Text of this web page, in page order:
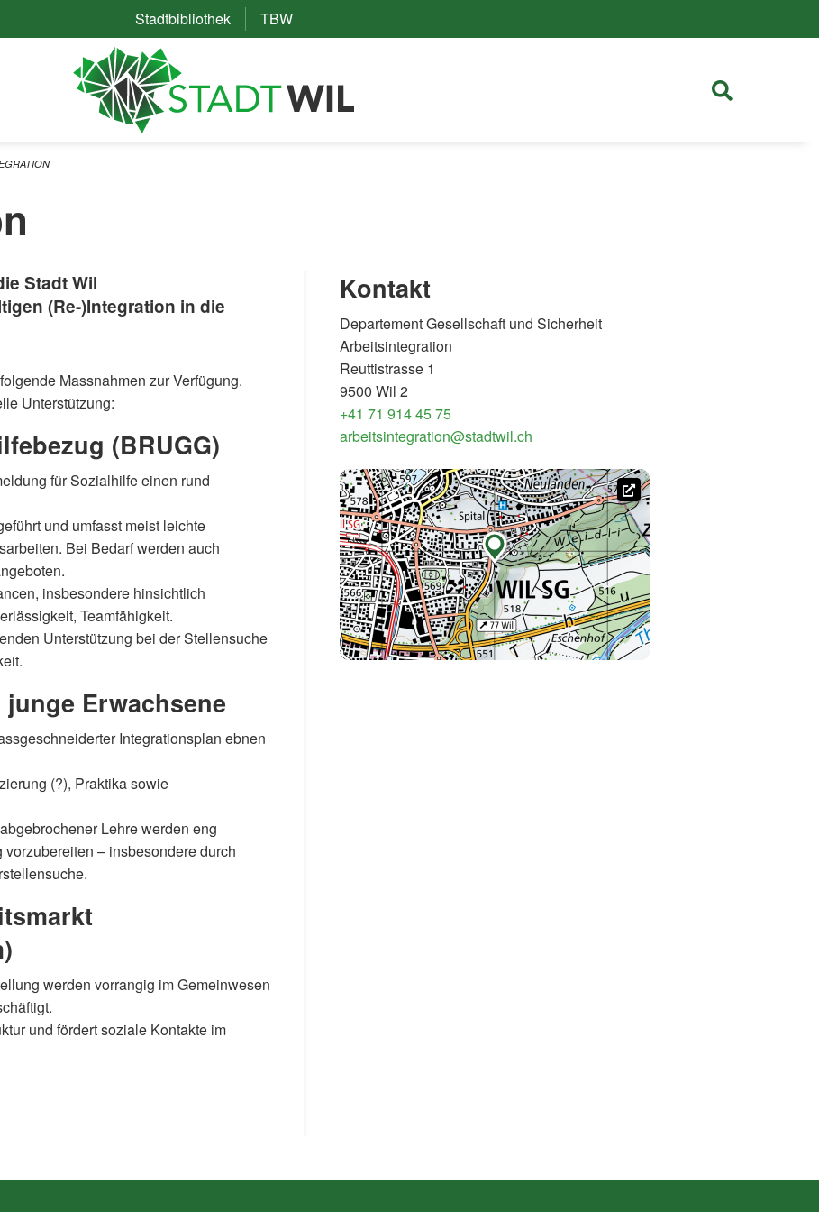
Stadtbibliothek(External Link)
TBW(External Link)
Stadt Wil
(Re-)Integration in die
Massnahmen zur Verfügung.
Unterstützung:
(BRUGG)
für Sozialhilfe einen rund
und umfasst meist leichte
Bei Bedarf werden auch
insbesondere hinsichtlich
Teamfähigkeit.
Unterstützung bei der Stellensuche
Erwachsene
Integrationsplan ebnen
(?), Praktika sowie
Lehre werden eng
– insbesondere durch
werden vorrangig im Gemeinwesen
und fördert soziale Kontakte im
Kontakt
Departement Gesellschaft und Sicherheit
Arbeitsintegration
Reuttistrasse 1
9500 Wil 2
+41 71 914 45 75
arbeitsintegration@stadtwil.ch
